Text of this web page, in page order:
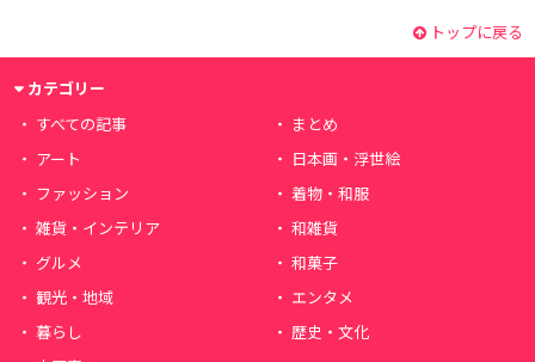
トップに戻る
カテゴリー
すべての記事
まとめ
アート
日本画・浮世絵
ファッション
着物・和服
雑貨・インテリア
和雑貨
グルメ
和菓子
観光・地域
エンタメ
暮らし
歴史・文化